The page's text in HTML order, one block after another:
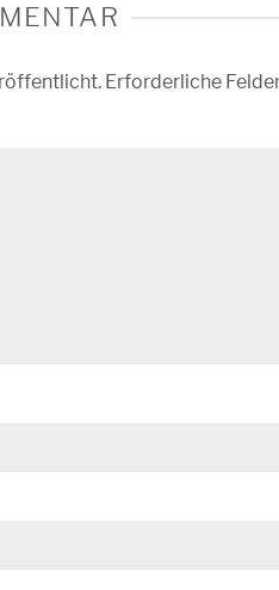
Erforderliche